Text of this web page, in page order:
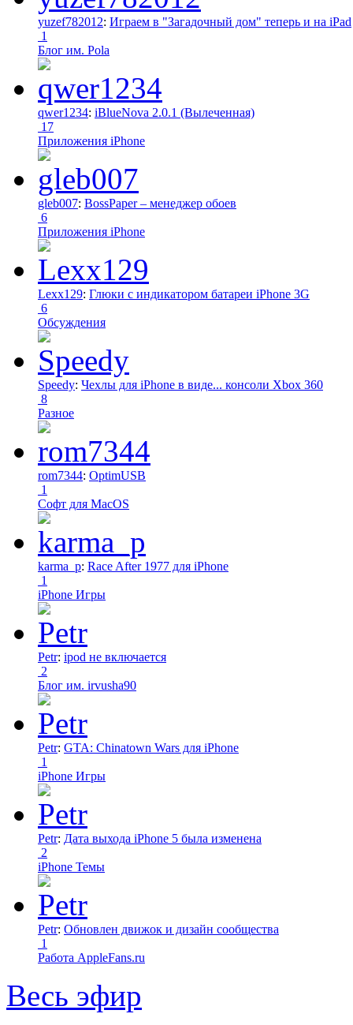
yuzef782012: Играем в "Загадочный дом" теперь и на iPad
1
Блог им. Pola
qwer1234: iBlueNova 2.0.1 (Вылеченная)
17
Приложения iPhone
gleb007: BossPaper – менеджер обоев
6
Приложения iPhone
Lexx129: Глюки с индикатором батареи iPhone 3G
6
Обсуждения
Speedy: Чехлы для iPhone в виде... консоли Xbox 360
8
Разное
rom7344: OptimUSB
1
Софт для MacOS
karma_p: Race After 1977 для iPhone
1
iPhone Игры
Petr: ipod не включается
2
Блог им. irvusha90
Petr: GTA: Chinatown Wars для iPhone
1
iPhone Игры
Petr: Дата выхода iPhone 5 была изменена
2
iPhone Темы
Petr: Обновлен движок и дизайн сообщества
1
Работа AppleFans.ru
Весь эфир